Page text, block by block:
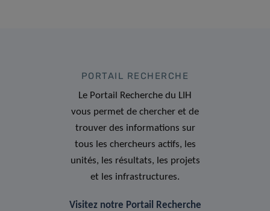
PORTAIL RECHERCHE
Le Portail Recherche du LIH
vous permet de chercher et de
trouver des informations sur
tous les chercheurs actifs, les
unités, les résultats, les projets
et les infrastructures.
Visitez notre Portail Recherche